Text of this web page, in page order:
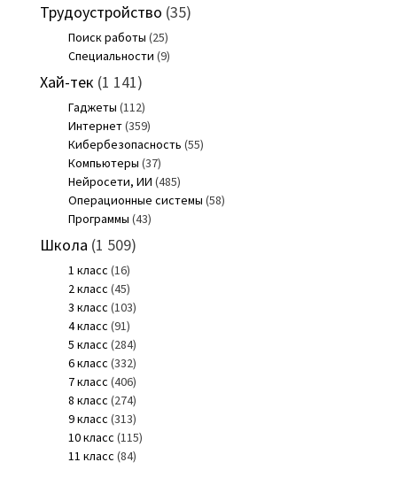
Трудоустройство (35)
Поиск работы (25)
Специальности (9)
Хай-тек (1 141)
Гаджеты (112)
Интернет(359)
Кибербезопасность (55)
Компьютеры (37)
Нейросети, ИИ (485)
Операционные системы (58)
Программы (43)
Школа (1 509)
1 класс (16)
2 класс (45)
3 класс (103)
4 класс (91)
5 класс (284)
6 класс (332)
7 класс (406)
8 класс (274)
9 класс (313)
10 класс (115)
11 класс (84)